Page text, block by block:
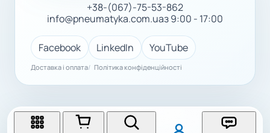
+38-(067)-75-53-862
info@pneumatyka.com.uaз 9:00 - 17:00
Facebook LinkedIn YouTube
Доставка і оплата Політика конфіденційності